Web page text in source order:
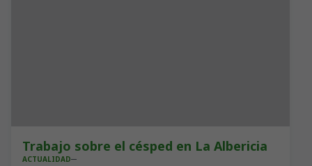
Trabajo sobre el césped en La Albericia
ACTUALIDAD